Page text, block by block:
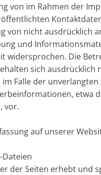
von im Rahmen der
von nicht ausdrücklich
und
widersprochen. Die
sich ausdrücklich
Falle der unverlangten
etwa
vor.
auf unserer
Dateien
der Seiten erhebt und